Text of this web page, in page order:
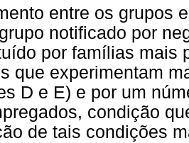
entre os grupos
notificado por
por famílias mais
que experimentam
D e E) e por um
condição
de tais condições